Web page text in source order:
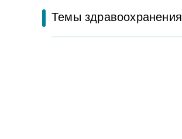
Темы здравоохранения